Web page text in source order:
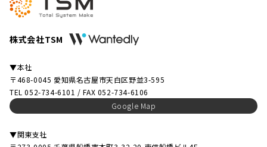
株式会社TSM
▼本社
〒468-0045 愛知県名古屋市天白区野並3-595
TEL 052-734-6101 / FAX 052-734-6106
Google Map
▼関東支社